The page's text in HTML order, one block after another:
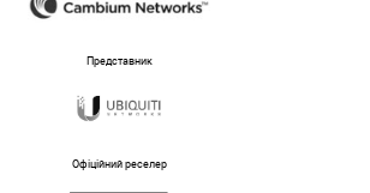
Представник
Офіційний реселер